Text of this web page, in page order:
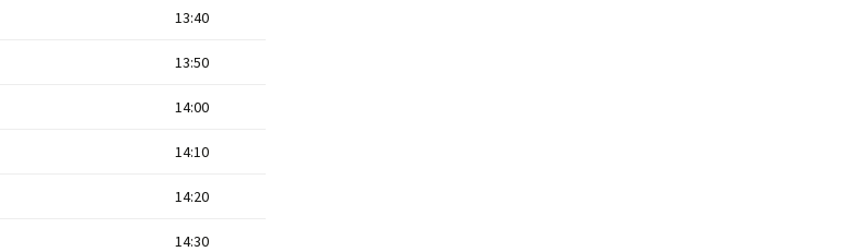
13:40
13:50
14:00
14:10
14:20
14:30